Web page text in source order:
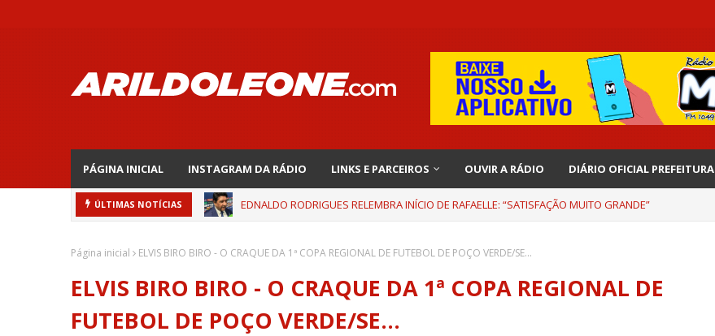
PÁGINA INICIAL INSTAGRAM DA RÁDIO LINKS E PARCEIROS OUVIR A RÁDIO DIÁRIO OFICIAL PREFEITURA
ÚLTIMAS NOTÍCIAS EDNALDO RODRIGUES RELEMBRA INÍCIO DE RAFAELLE: “SATISFAÇÃO MUITO GRANDE”
Página inicial ELVIS BIRO BIRO - O CRAQUE DA 1ª COPA REGIONAL DE FUTEBOL DE POÇO VERDE/SE...
ELVIS BIRO BIRO - O CRAQUE DA 1ª COPA REGIONAL DE
FUTEBOL DE POÇO VERDE/SE...